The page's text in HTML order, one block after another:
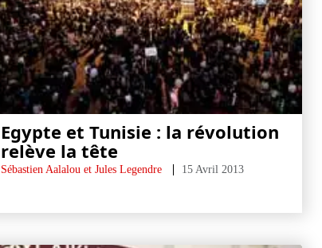
Egypte et Tunisie : la révolution
relève la tête
Sébastien Aalalou et Jules Legendre 15 Avril 2013